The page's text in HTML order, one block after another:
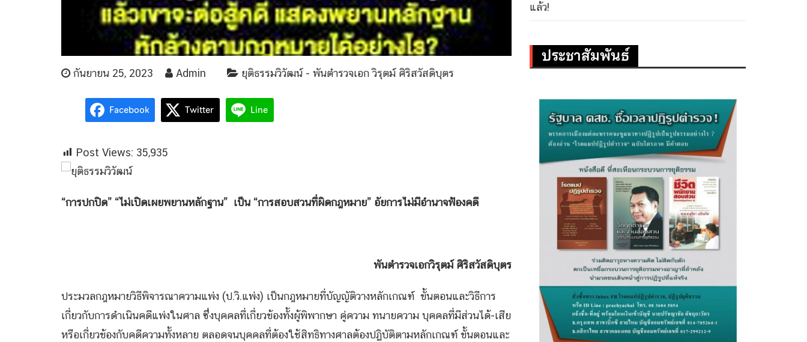
กันยายน 25, 2023 Admin ยุติธรรมวิวัฒน์ - พันตำรวจเอก วิรุตม์ ศิริสวัสดิบุตร
Facebook Twitter Line
Post Views: 35,935
“การปกปิด” “ไม่เปิดเผยพยานหลักฐาน” เป็น “การสอบสวนที่ผิดกฎหมาย” อัยการไม่มีอำนาจฟ้องคดี
พันตำรวจเอกวิรุตม์ ศิริสวัสดิบุตร
ประมวลกฎหมายวิธีพิจารณาความแพ่ง (ป.วิ.แพ่ง) เป็นกฎหมายที่บัญญัติวางหลักเกณฑ์ ขั้นตอนและวิธีการ
เกี่ยวกับการดำเนินคดีแพ่งในศาล ซึ่งบุคคลที่เกี่ยวข้องทั้งผู้พิพากษา คู่ความ ทนายความ บุคคลที่มีส่วนได้-เสีย
หรือเกี่ยวข้องกับคดีความทั้งหลาย ตลอดจนบุคคลที่ต้องใช้สิทธิทางศาลต้องปฏิบัติตามหลักเกณฑ์ ขั้นตอนและ
แล้ว!
ประชาสัมพันธ์